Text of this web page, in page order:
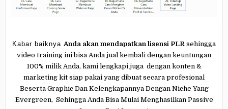
Kabar baiknya Anda akan mendapatkan lisensi PLR sehingga
video training ini bisa Anda jual kembali dengan keuntungan
100% milik Anda, kami lengkapi juga dengan konten &
marketing kit siap pakai yang dibuat secara profesional
Beserta Graphic Dan Kelengkapannya Dengan Niche Yang
Evergreen, Sehingga Anda Bisa Mulai Menghasilkan Passive